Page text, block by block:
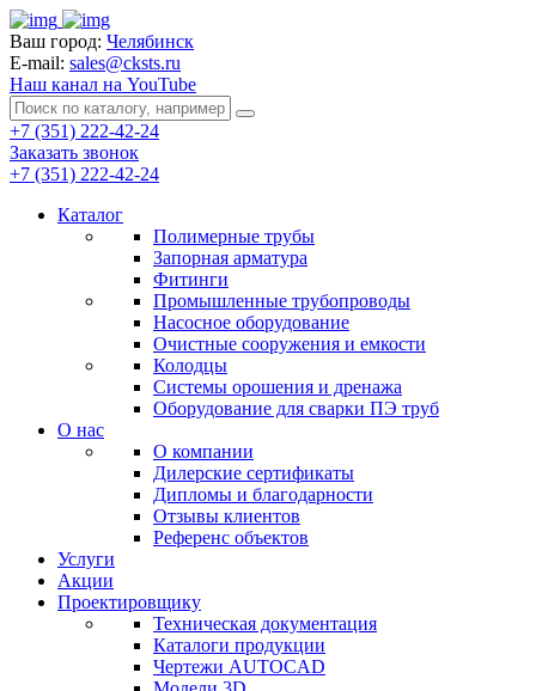
Ваш город: Челябинск
E-mail: sales@cksts.ru
Наш канал на YouTube
+7 (351) 222-42-24
Заказать звонок
+7 (351) 222-42-24
Каталог
Полимерные трубы
Запорная арматура
Фитинги
Промышленные трубопроводы
Насосное оборудование
Очистные сооружения и емкости
Колодцы
Системы орошения и дренажа
Оборудование для сварки ПЭ труб
О нас
О компании
Дилерские сертификаты
Дипломы и благодарности
Отзывы клиентов
Референс объектов
Услуги
Акции
Проектировщику
Техническая документация
Каталоги продукции
Чертежи AUTOCAD